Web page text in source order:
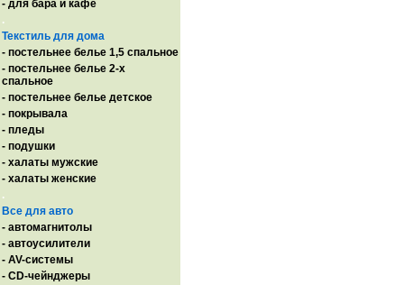
- для бара и кафе
.
Текстиль для дома
- постельнее белье 1,5 спальное
- постельнее белье 2-х
спальное
- постельнее белье детское
- покрывала
- пледы
- подушки
- халаты мужские
- халаты женские
.
Все для авто
- автомагнитолы
- автоусилители
- AV-системы
- CD-чейнджеры